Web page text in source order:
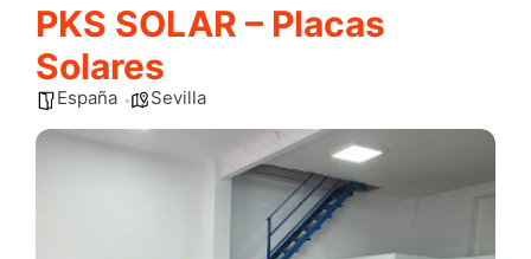
PKS SOLAR – Placas
Solares
España Sevilla